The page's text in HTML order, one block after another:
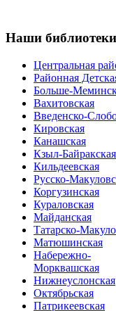
Наши библиотеки
Центральная
Районная
Больше-
Вахитовская
Введенско-
Кировская
Канашская
Кзыл-Байракская
Кильдеевская
Русско-
Коргузинская
Кураловская
Майданская
Татарско-
Матюшинская
Набережно-
Морквашская
Нижнеуслонская
Октябрьская
Патрикеевская